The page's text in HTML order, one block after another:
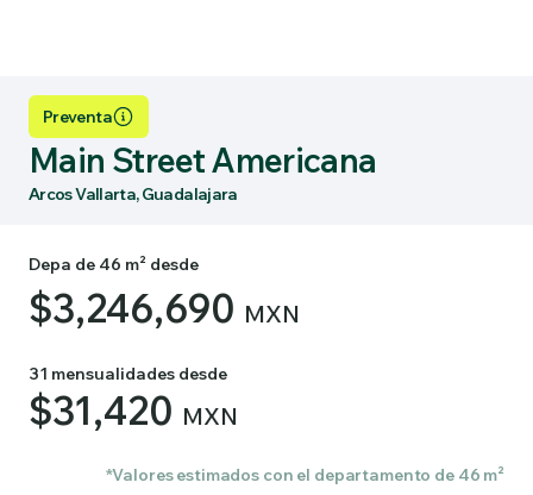
Preventa
Main Street Americana
Arcos Vallarta, Guadalajara
Depa de 46 m² desde
$3,246,690 MXN
31 mensualidades desde
$31,420 MXN
*Valores estimados con el departamento de 46 m²